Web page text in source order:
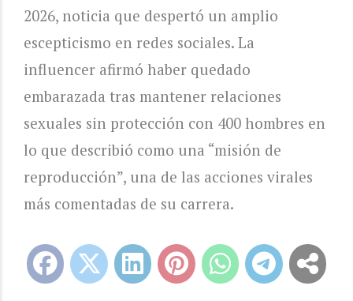
2026, noticia que despertó un amplio
escepticismo en redes sociales. La
influencer afirmó haber quedado
embarazada tras mantener relaciones
sexuales sin protección con 400 hombres en
lo que describió como una “misión de
reproducción”, una de las acciones virales
más comentadas de su carrera.